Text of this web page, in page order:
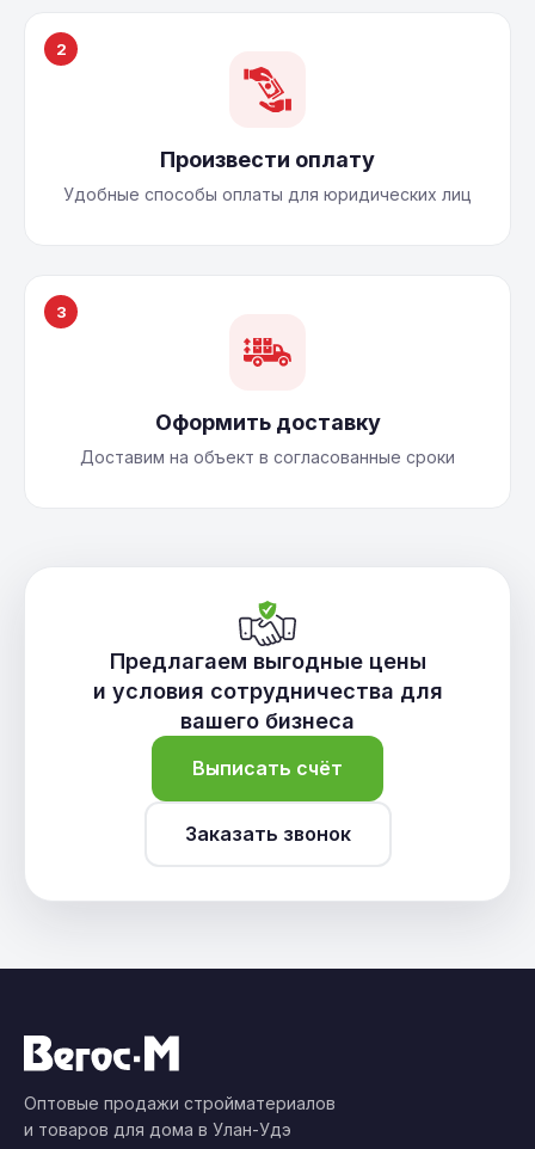
2
Произвести оплату
Удобные способы оплаты для юридических лиц
3
Оформить доставку
Доставим на объект в согласованные сроки
Предлагаем выгодные цены
и условия сотрудничества для
вашего бизнеса
Выписать счёт
Заказать звонок
Оптовые продажи стройматериалов
и товаров для дома в Улан-Удэ